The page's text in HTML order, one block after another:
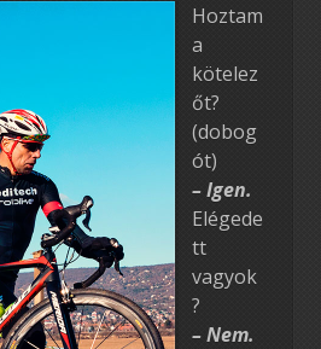
Hoztam
a
kötelez
őt?
(dobog
ót)
– Igen.
Elégede
tt
vagyok
?
– Nem.